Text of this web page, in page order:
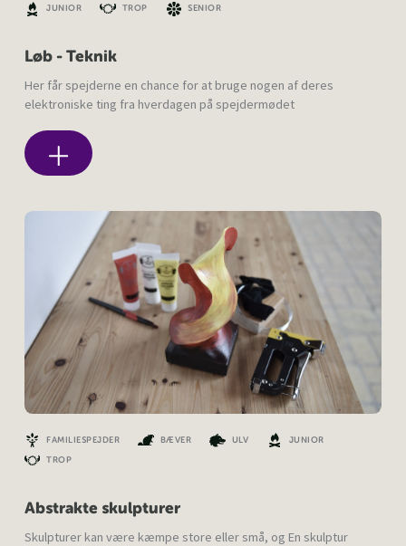
JUNIOR TROP SENIOR
Løb - Teknik
Her får spejderne en chance for at bruge nogen af deres
elektroniske ting fra hverdagen på spejdermødet
FAMILIESPEJDER BÆVER ULV JUNIOR
TROP
Abstrakte skulpturer
Skulpturer kan være kæmpe store eller små, og En skulptur